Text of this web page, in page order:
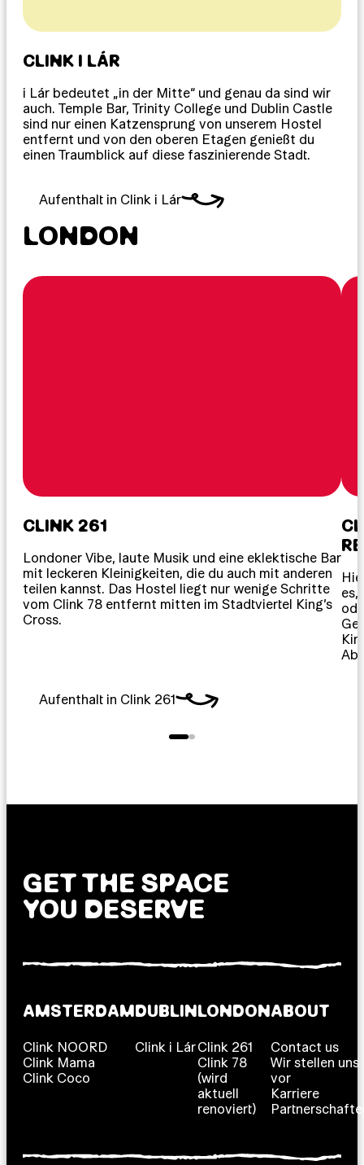
CLINK I LÁR
i Lár bedeutet „in der Mitte“ und genau da sind wir
auch. Temple Bar, Trinity College und Dublin Castle
sind nur einen Katzensprung von unserem Hostel
entfernt und von den oberen Etagen genießt du
einen Traumblick auf diese faszinierende Stadt.
Aufenthalt in Clink i Lár
LONDON
CLINK 261
Londoner Vibe, laute Musik und eine eklektische Bar
mit leckeren Kleinigkeiten, die du auch mit anderen
teilen kannst. Das Hostel liegt nur wenige Schritte
vom Clink 78 entfernt mitten im Stadtviertel King’s
Cross.
Aufenthalt in Clink 261
es,
GET THE SPACE
YOU DESERVE
AMSTERDAM
Clink NOORD
Clink Mama
Clink Coco
DUBLIN
Clink i Lár
LONDON
Clink 261
Clink 78
(wird
aktuell
renoviert)
ABOUT
Contact us
Wir stellen uns
vor
Karriere